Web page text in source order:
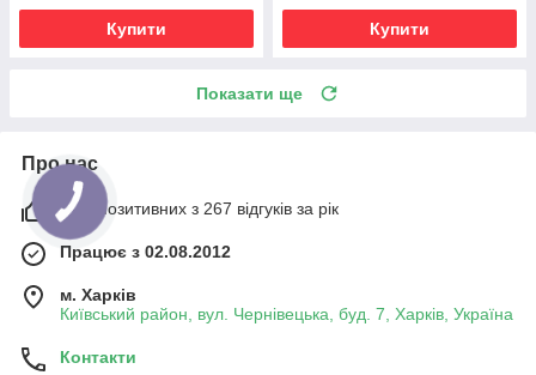
Купити Купити
Показати ще
Про нас
98% позитивних з 267 відгуків за рік
Працює з 02.08.2012
м. Харків
Київський район, вул. Чернівецька, буд. 7, Харків, Україна
Контакти